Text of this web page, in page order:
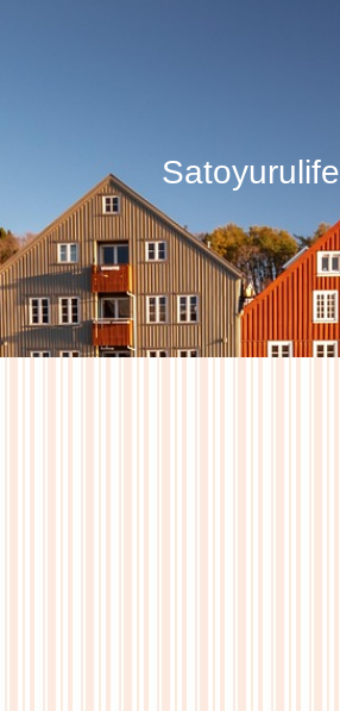
Satoyurulife